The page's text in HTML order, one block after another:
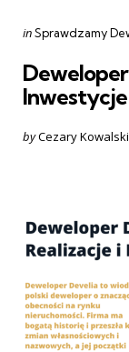
Categories
Posted
inSprawdzamy
Posted
byCezary Kowalski